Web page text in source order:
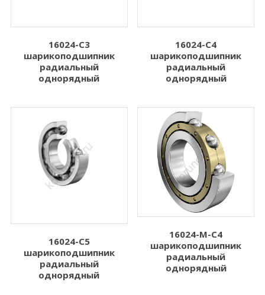
16024-C3
шарикоподшипник
радиальный
однорядный
16024-C4
шарикоподшипник
радиальный
однорядный
16024-C5
шарикоподшипник
радиальный
однорядный
16024-M-C4
шарикоподшипник
радиальный
однорядный